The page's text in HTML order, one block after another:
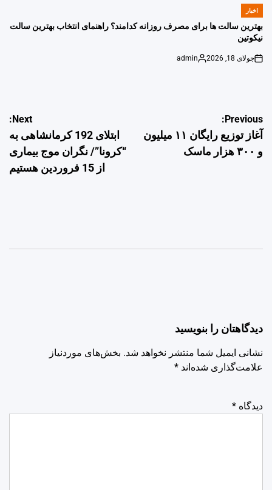
POSTED
اخبار
بهترین سالت ها برای مصرف روزانه کدامند؟ راهنمای انتخاب بهترین سالت
نیکوتین
on
جولای 18, 2026
Posted
admin
راهبری
نوشته
Previous:
آغاز توزیع رایگان ۱۱ میلیون
و ۳۰۰ هزار ماسک
Next:
ابتلای 192 کرمانشاهی به
“کرونا”/ نگران موج بیماری
از 15 فروردین هستیم
دیدگاهتان را بنویسید
نشانی ایمیل شما منتشر نخواهد شد. بخش‌های موردنیاز
علامت‌گذاری شده‌اند *
دیدگاه *